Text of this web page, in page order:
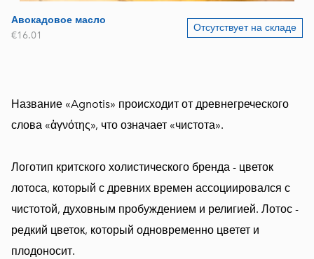
Авокадовое масло
€16.01
Отсутствует на складе
Название «Agnotis» происходит от древнегреческого
слова «ἁγνότης», что означает «чистота».
Логотип критского холистического бренда - цветок
лотоса, который с древних времен ассоциировался с
чистотой, духовным пробуждением и религией. Лотос -
редкий цветок, который одновременно цветет и
плодоносит.